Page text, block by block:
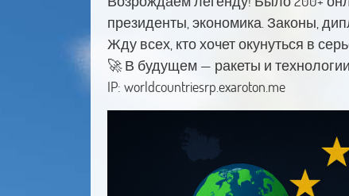
президенты, экономика. Законы,
Жду всех, кто хочет окунуться в
🚀 В будущем — ракеты и
IP: worldcountriesrp.exaroton.me